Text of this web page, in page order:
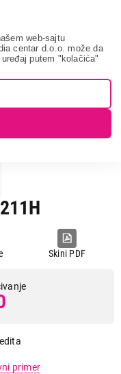
web-sajtu
centar d.o.o. može da
putem "kolačića"
aspiratori
Hansa
Skini PDF
primer